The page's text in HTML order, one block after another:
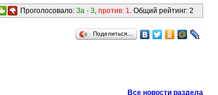
Проголосовало: За - 3, против: 1. Общий рейтинг: 2
Поделиться…
Все новости раздела